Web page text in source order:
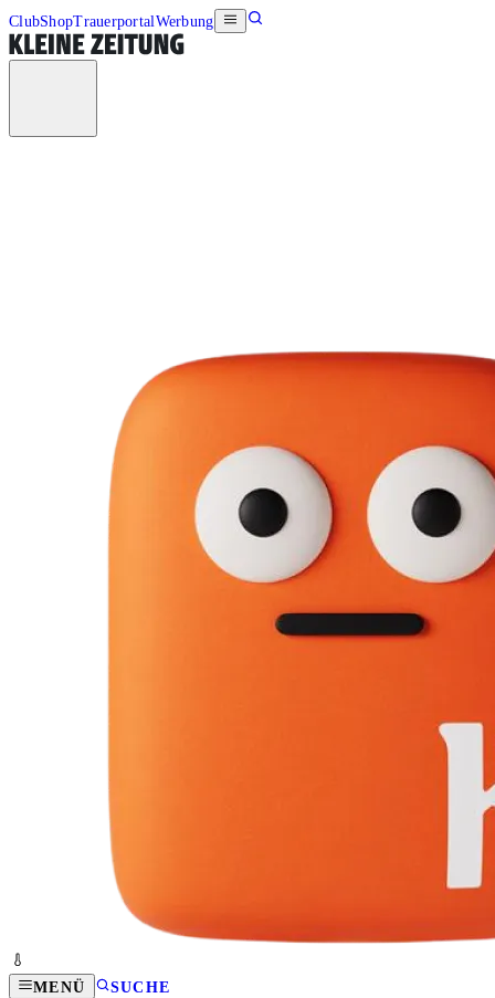
ClubShopTrauerportalWerbung
MENÜ SUCHE